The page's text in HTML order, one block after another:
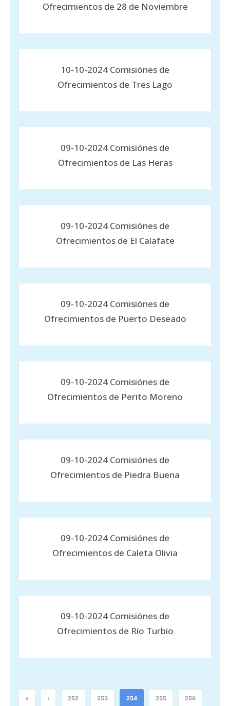
Ofrecimientos de 28 de Noviembre
10-10-2024 Comisiónes de
Ofrecimientos de Tres Lago
09-10-2024 Comisiónes de
Ofrecimientos de Las Heras
09-10-2024 Comisiónes de
Ofrecimientos de El Calafate
09-10-2024 Comisiónes de
Ofrecimientos de Puerto Deseado
09-10-2024 Comisiónes de
Ofrecimientos de Perito Moreno
09-10-2024 Comisiónes de
Ofrecimientos de Piedra Buena
09-10-2024 Comisiónes de
Ofrecimientos de Caleta Olivia
09-10-2024 Comisiónes de
Ofrecimientos de Río Turbio
« ‹ 252 253 254 255 256